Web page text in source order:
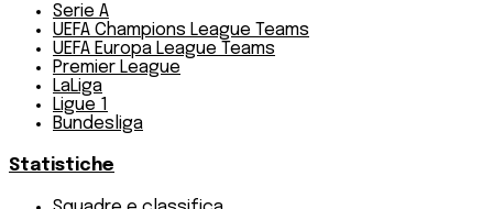
Serie A
UEFA Champions League Teams
UEFA Europa League Teams
Premier League
LaLiga
Ligue 1
Bundesliga
Statistiche